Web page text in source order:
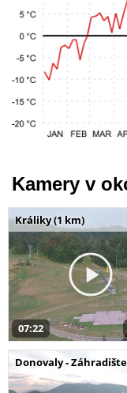
Kamery v
Králiky (1 km)
07:22
Donovaly -